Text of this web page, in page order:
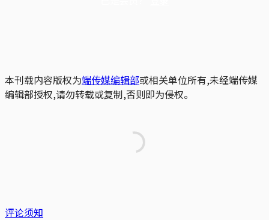
本刊载内容版权为端传媒编辑部或相关单位所有,未经端传媒
编辑部授权,请勿转载或复制,否则即为侵权。
评论须知